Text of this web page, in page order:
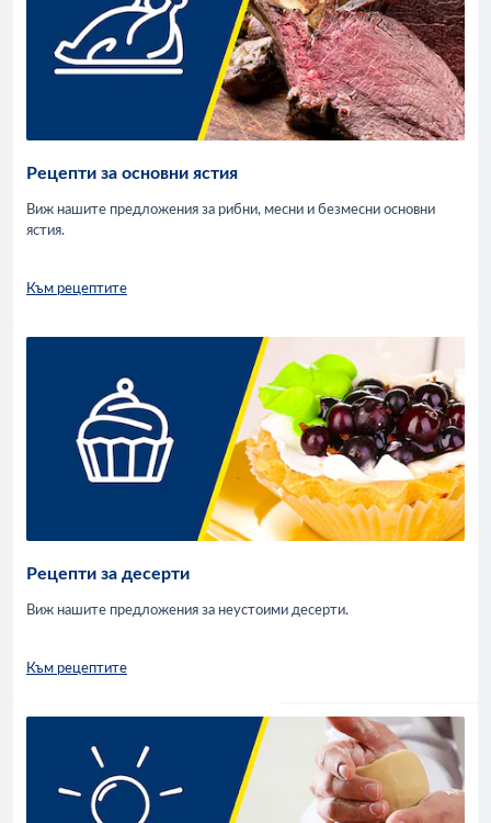
Рецепти за основни ястия
Виж нашите предложения за рибни, месни и безмесни основни
ястия.
Към рецептите
Рецепти за десерти
Виж нашите предложения за неустоими десерти.
Към рецептите